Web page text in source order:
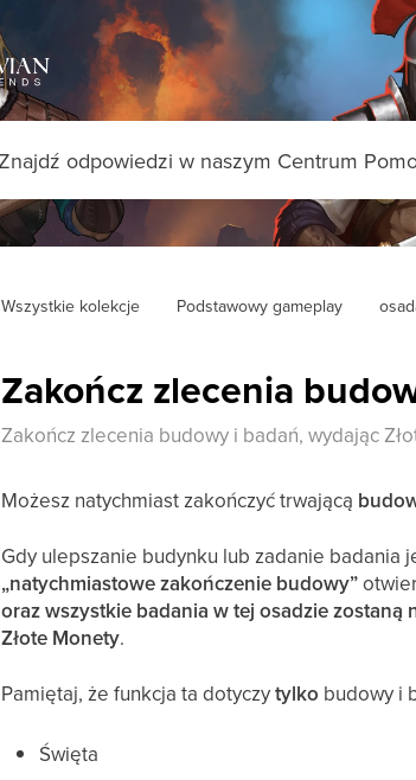
Wszystkie kolekcje Podstawowy gameplay
Zakończ zlecenia
Zakończ zlecenia budowy i badań, wydając
Możesz natychmiast zakończyć trwającą
Gdy ulepszanie budynku lub zadanie badania
„natychmiastowe zakończenie budowy”
oraz wszystkie badania w tej osadzie zostaną
Złote Monety.
Pamiętaj, że funkcja ta dotyczytylko budowy i
Święta